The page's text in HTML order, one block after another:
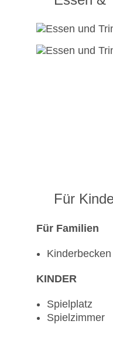
Für
Für Familien
Kinderbecken
KINDER
Spielplatz
Spielzimmer